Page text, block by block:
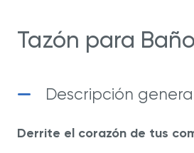
Tazón para
Descripción
Derrite el corazón de tus